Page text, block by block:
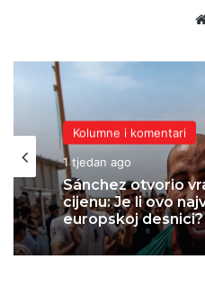
Kolumne i komentari
1 tjedan ago
Sánchez otvorio
cijenu: Je li ovo
europskoj desnici?